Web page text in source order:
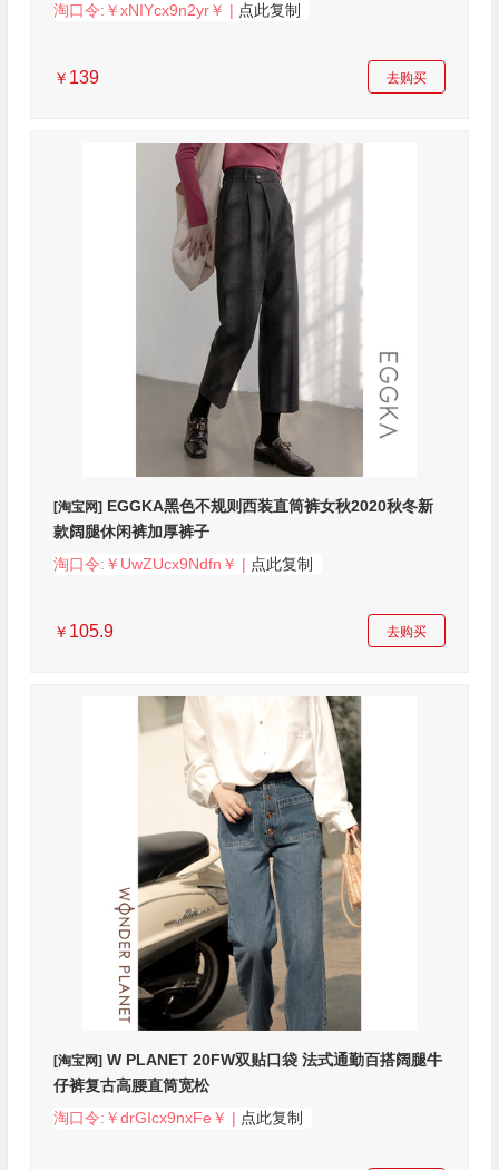
淘口令:￥xNIYcx9n2yr￥ | 点此复制
￥ 139 去购买
[淘宝网]EGGKA黑色不规则西装直筒裤女秋2020秋冬新
款阔腿休闲裤加厚裤子
淘口令:￥UwZUcx9Ndfn￥ | 点此复制
￥ 105.9 去购买
[淘宝网]W PLANET 20FW双贴口袋 法式通勤百搭阔腿牛
仔裤复古高腰直筒宽松
淘口令:￥drGIcx9nxFe￥ | 点此复制